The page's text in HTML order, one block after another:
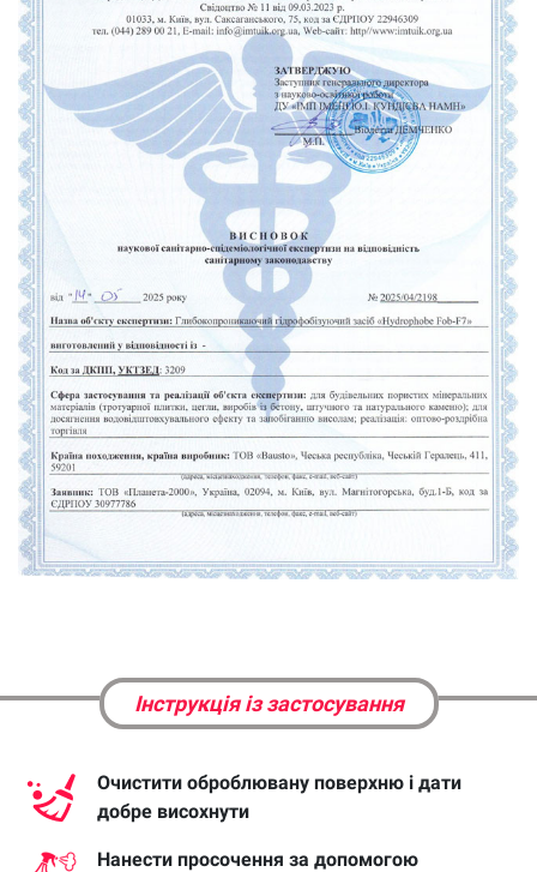
Інструкція із застосування
Очистити оброблювану поверхню і дати
добре висохнути
Нанести просочення за допомогою